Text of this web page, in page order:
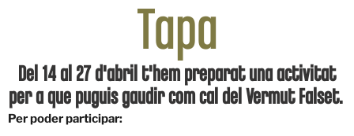
Tapa
Del 14 al 27 d'abril t'hem preparat una activitat
per a que puguis gaudir com cal del Vermut Falset.
Per poder participar: